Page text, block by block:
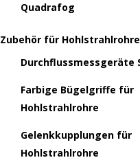
Quadrafog
Zubehör für Hohlstrahlrohre
Durchflussmessgeräte
Farbige Bügelgriffe für
Hohlstrahlrohre
Gelenkkupplungen für
Hohlstrahlrohre